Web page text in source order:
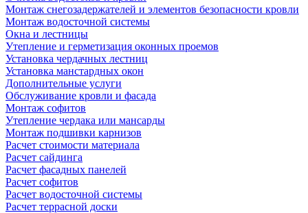
Монтаж снегозадержателей и элементов безопасности кровли
Монтаж водосточной системы
Окна и лестницы
Утепление и герметизация оконных проемов
Установка чердачных лестниц
Установка манстардных окон
Дополнительные услуги
Обслуживание кровли и фасада
Монтаж софитов
Утепление чердака или мансарды
Монтаж подшивки карнизов
Расчет стоимости материала
Расчет сайдинга
Расчет фасадных панелей
Расчет софитов
Расчет водосточной системы
Расчет террасной доски